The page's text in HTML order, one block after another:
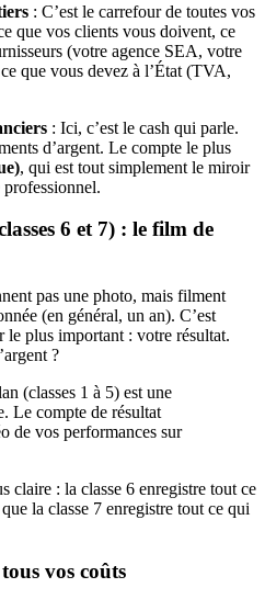
: C’est le carrefour de toutes vos
que vos clients vous doivent, ce
(votre agence SEA, votre
que vous devez à l’État (TVA,
: Ici, c’est le cash qui parle.
d’argent. Le compte le plus
, qui est tout simplement le miroir
6 et 7) : le film de
pas une photo, mais filment
(en général, un an). C’est
le plus important : votre résultat.
?
(classes 1 à 5) est une
Le compte de résultat
de vos performances sur
claire : la classe 6 enregistre tout ce
la classe 7 enregistre tout ce qui
vos coûts